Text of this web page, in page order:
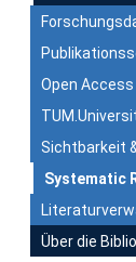
Open Access
Sichtbarkeit
Systematic
Über die